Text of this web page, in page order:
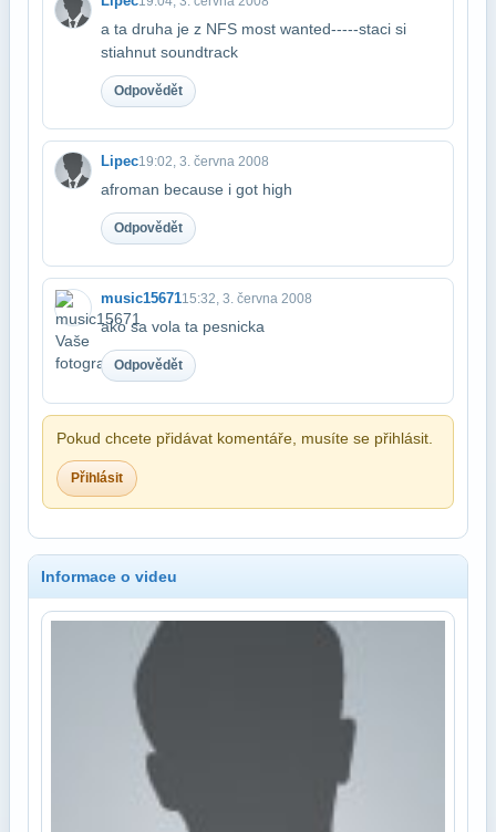
a ta druha je z NFS most wanted-----staci si
stiahnut soundtrack
Odpovědět
Lipec19:02, 3. června 2008
afroman because i got high
Odpovědět
music1567115:32, 3. června 2008
ako sa vola ta pesnicka
Odpovědět
Pokud chcete přidávat komentáře, musíte se přihlásit.
Přihlásit
Informace o videu